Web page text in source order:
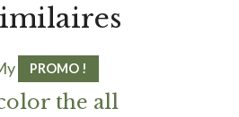
PROMO !
the all